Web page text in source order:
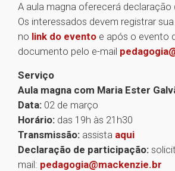
A aula magna oferecerá declaração
Os interessados devem registrar
no link do evento e após o evento
documento pelo e-mail
Serviço
Aula magna com Maria Ester
Data: 02 de março
Horário: das 19h às 21h30
Transmissão: assista aqui
Declaração de participação:
mail: pedagogia@mackenzie.br